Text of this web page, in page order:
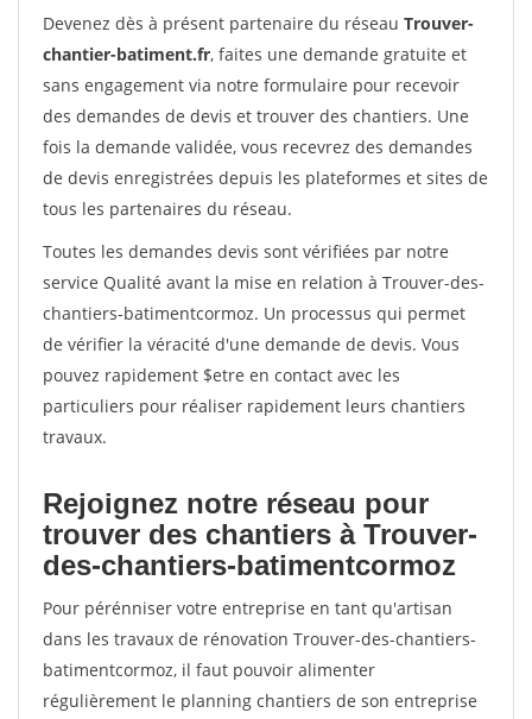
Devenez dès à présent partenaire du réseau Trouver-
chantier-batiment.fr, faites une demande gratuite et
sans engagement via notre formulaire pour recevoir
des demandes de devis et trouver des chantiers. Une
fois la demande validée, vous recevrez des demandes
de devis enregistrées depuis les plateformes et sites de
tous les partenaires du réseau.
Toutes les demandes devis sont vérifiées par notre
service Qualité avant la mise en relation à Trouver-des-
chantiers-batimentcormoz. Un processus qui permet
de vérifier la véracité d'une demande de devis. Vous
pouvez rapidement $etre en contact avec les
particuliers pour réaliser rapidement leurs chantiers
travaux.
Rejoignez notre réseau pour
trouver des chantiers à Trouver-
des-chantiers-batimentcormoz
Pour pérénniser votre entreprise en tant qu'artisan
dans les travaux de rénovation Trouver-des-chantiers-
batimentcormoz, il faut pouvoir alimenter
régulièrement le planning chantiers de son entreprise